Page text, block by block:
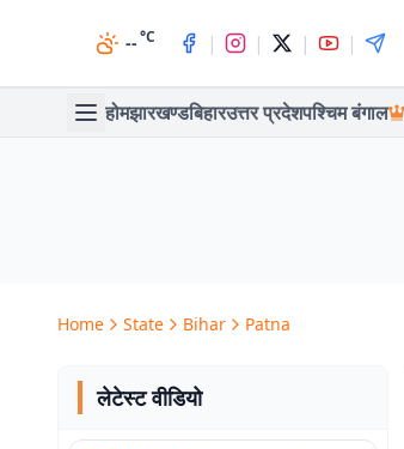
--°C | | | |
होमझारखण्डबिहारउत्तर प्रदेशपश्चिम बंगाल
Home State Bihar Patna
लेटेस्ट वीडियो